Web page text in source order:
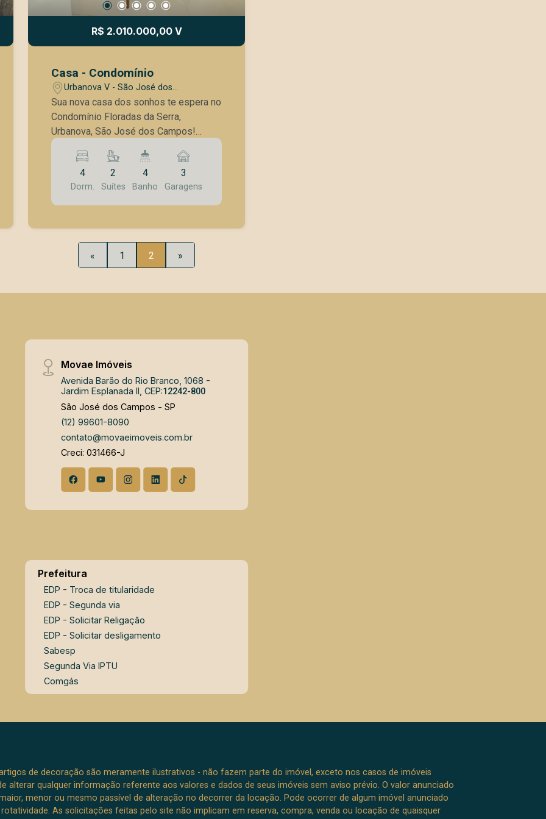
R$ 2.010.000,00 V
Casa - Condomínio
Urbanova V - São José dos
Campos/SP
Sua nova casa dos sonhos te espera no
Condomínio Floradas da Serra,
Urbanova, São José dos Campos!
Terreno 250Mt, A/C 244Mt São 4
dormitórios, sendo 2 suítes com closet
e uma suíte máster com banheira e
sacada para relaxar. - Cozinha planejada
para preparar suas refeições com
amigos e família. - Piscina com
aquecimento para curtir o lazer o ano
instalados garantindo conforto em
conforto e segurança! Agende sua
visita e encante-se!
4
Dorm.
2
Suítes
4
Banho
3
Garagens
« 1 2 »
Movae Imóveis
Avenida Barão do Rio Branco, 1068 -
Jardim Esplanada II, CEP:12242-800
São José dos Campos - SP
(12) 99601-8090
contato@movaeimoveis.com.br
Creci: 031466-J
Prefeitura
EDP - Troca de titularidade
EDP - Segunda via
EDP - Solicitar Religação
EDP - Solicitar desligamento
Sabesp
Segunda Via IPTU
Comgás
de decoração são meramente ilustrativos - não fazem parte do imóvel, exceto nos casos de imóveis
alterar qualquer informação referente aos valores e dados de seus imóveis sem aviso prévio. O valor anunciado
menor ou mesmo passível de alteração no decorrer da locação. Pode ocorrer de algum imóvel anunciado
As solicitações feitas pelo site não implicam em reserva, compra, venda ou locação de quaisquer